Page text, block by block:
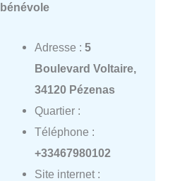
bénévole
Adresse : 5
Boulevard Voltaire,
34120 Pézenas
Quartier :
Téléphone :
+33467980102
Site internet :